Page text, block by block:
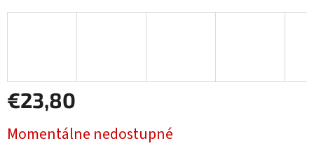
€23,80
cena:
Momentálne nedostupné